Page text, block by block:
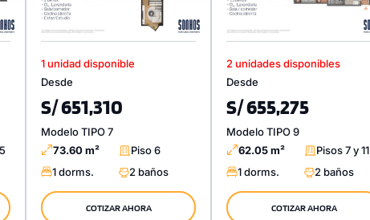
1 unidad disponible
Desde
S/ 651,310
Modelo TIPO 7
73.60 m²
Piso 6
1 dorms.
2 baños
COTIZAR AHORA
2 unidades disponibles
Desde
S/ 655,275
Modelo TIPO 9
62.05 m²
Pisos 7 y 11
1 dorms.
2 baños
COTIZAR AHORA